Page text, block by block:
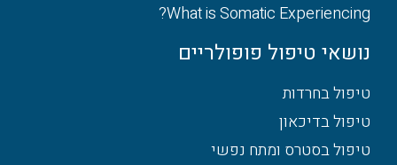
What is Somatic Experiencing?
נושאי טיפול פופולריים
טיפול בחרדות
טיפול בדיכאון
טיפול בסטרס ומתח נפשי